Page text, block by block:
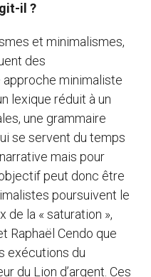
il ?
et minimalismes,
des
minimaliste
lexique réduit à un
une grammaire
se servent du temps
mais pour
peut donc être
poursuivent le
de la « saturation »,
Raphaël Cendo que
exécutions du
du Lion d’argent. Ces